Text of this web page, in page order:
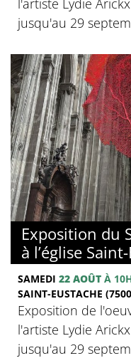
l'artiste Lydie
jusqu'au 29
Exposition du
à l’église
SAMEDI 22 AOÛT À
SAINT-EUSTACHE
Exposition de
l'artiste Lydie
jusqu'au 29